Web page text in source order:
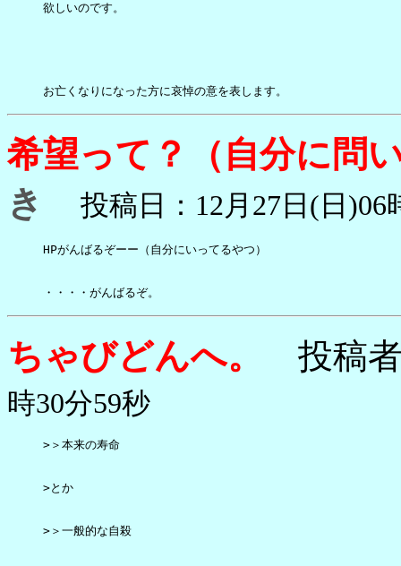
欲しいのです。
お亡くなりになった方に哀悼の意を表します。
希望って？（自分に問
き 投稿日：12月27日(日)06
HPがんばるぞーー（自分にいってるやつ）
・・・・がんばるぞ。
ちゃびどんへ。 投稿
時30分59秒
>＞本来の寿命
>とか
>＞一般的な自殺